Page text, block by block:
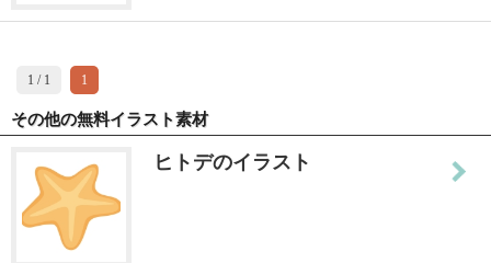
1 / 1 1
その他の無料イラスト素材
ヒトデのイラスト